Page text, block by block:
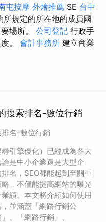
屯按摩 外燴推薦 SE 台中
所規定的所在地的成員國
場所。 公司登記 行政手
。 會計事務所 建立商業
搜索排名-數位行銷
排名-數位行銷
引擎優化）已經成為各大
是中小企業還是大型企
名，SEO都能起到至關重
，不僅能提高網站的曝光
績。本文將介紹如何使用
並涵蓋「網路行銷公
、「網路行銷」、